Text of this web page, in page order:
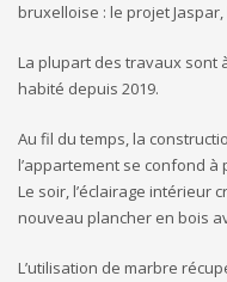
bruxelloise : le projet
La plupart des travaux sont
habité depuis 2019.
Au fil du temps, la
l’appartement se confond
Le soir, l’éclairage intérieur
nouveau plancher en bois
L’utilisation de marbre